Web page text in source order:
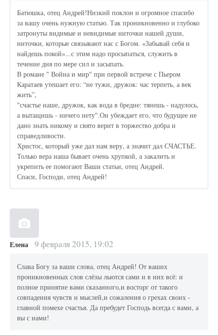
Батюшка, отец Андрей!Низкий поклон и огромное спасибо
за вашу очень нужную статью. Так проникновенно и глубоко
затронуты видимые и невидимые ниточки нашей души,
ниточки, которые связывают нас с Богом. «Забывай себя и
найдешь покой»...с этим надо просыпаться, служить в
течение дня по мере сил и засыпать.
В романе " Война и мир" при первой встрече с Пьером
Каратаев утешает его: “не тужи, дружок: час терпеть, а век
жить”,
"счастье наше, дружок, как вода в бредне: тянешь - надулось,
а вытащишь - ничего нету".Он убеждает его, что будущее не
дано знать никому и свято верит в торжество добра и
справедливости.
Христос, который уже дал нам веру, а значит дал СЧАСТЬЕ.
Только вера наша бывает очень хрупкой, а закалить и
укрепить ее помогают Ваши статьи, отец Андрей.
Спаси, Господи, отец Андрей!
Елена 9 февраля 2015, 19:02
Слава Богу за ваши слова, отец Андрей! От ваших
проникновенных слов слёзы льются сами и в них всё: и
полное принятие вами сказанного,и восторг от такого
совпадения чувств и мыслей,и сожаления о грехах своих -
главной помехе счастья. Да пребудет Господь всегда с вами, а
вы с нами!